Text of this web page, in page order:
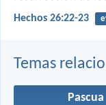
Hechos 26:22-23
Temas
Pascua